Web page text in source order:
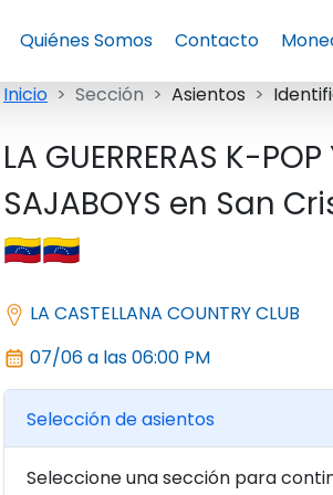
Quiénes Somos Contacto
Inicio Sección Asientos
LA GUERRERAS K-POP
SAJABOYS en San
🇻🇪🇻🇪
LA CASTELLANA COUNTRY CLUB
07/06 a las 06:00 PM
Selección de asientos
Seleccione una sección para